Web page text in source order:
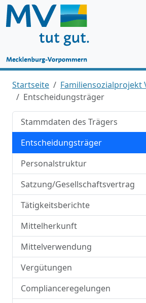
Startseite
Familiensozialprojekt
Entscheidungsträger
Stammdaten des Trägers
Entscheidungsträger
Personalstruktur
Satzung/Gesellschaftsvertrag
Tätigkeitsberichte
Mittelherkunft
Mittelverwendung
Vergütungen
Complianceregelungen